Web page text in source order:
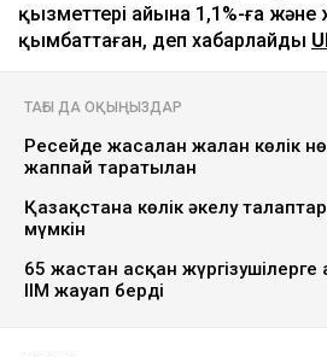
қызметтері айына 1,1%-ға
қымбаттаған, деп хабарлайды
ТАҒЫ ДА ОҚЫҢЫЗДАР
Ресейде жасалған жалған көлік
жаппай таратылған
Қазақстанға көлік әкелу
мүмкін
65 жастан асқан
ІІМ жауап берді